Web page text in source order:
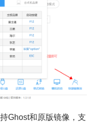
Ghost和原版镜像，支